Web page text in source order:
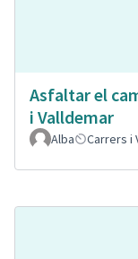
Asfaltar el
i Valldemar
Alba Carrers i